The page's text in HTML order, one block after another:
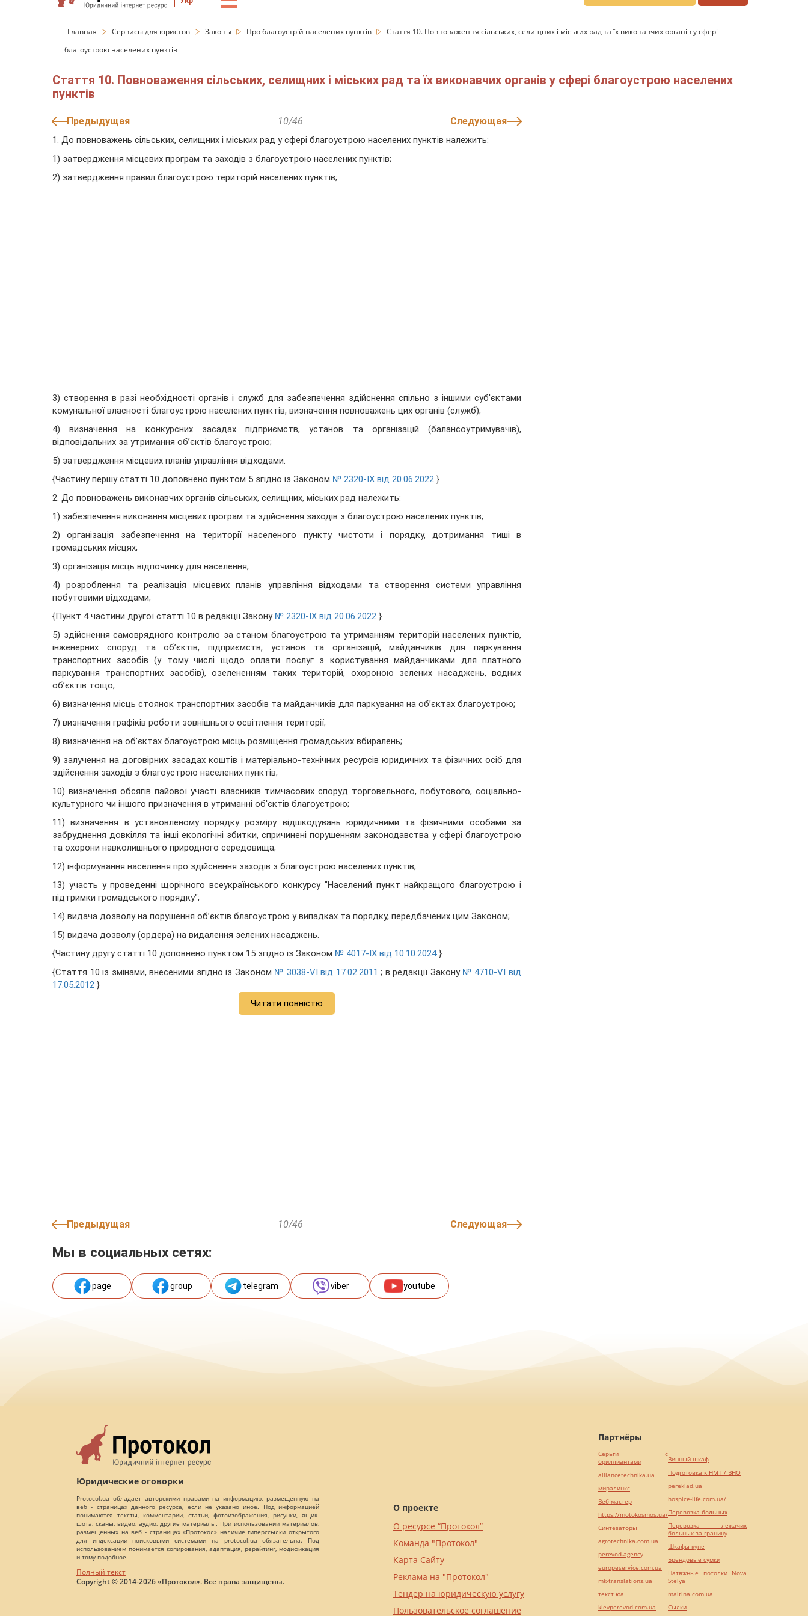
Главная Сервисы для юристов Законы Про благоустрій населених пунктів
Стаття 10. Повноваження сільських, селищних і міських рад та їх виконавчих органів у сфері
благоустрою населених пунктів
Стаття 10. Повноваження сільських, селищних і міських рад та їх виконавчих органів у сфері благоустрою населених
пунктів
Предыдущая 10/46 Следующая
1. До повноважень сільських, селищних і міських рад у сфері благоустрою населених пунктів належить:
1) затвердження місцевих програм та заходів з благоустрою населених пунктів;
2) затвердження правил благоустрою територій населених пунктів;
3) створення в разі необхідності органів і служб для забезпечення здійснення спільно з іншими суб'єктами
комунальної власності благоустрою населених пунктів, визначення повноважень цих органів (служб);
4) визначення на конкурсних засадах підприємств, установ та організацій (балансоутримувачів),
відповідальних за утримання об’єктів благоустрою;
5) затвердження місцевих планів управління відходами.
{Частину першу статті 10 доповнено пунктом 5 згідно із Законом № 2320-IX від 20.06.2022 }
2. До повноважень виконавчих органів сільських, селищних, міських рад належить:
1) забезпечення виконання місцевих програм та здійснення заходів з благоустрою населених пунктів;
2) організація забезпечення на території населеного пункту чистоти і порядку, дотримання тиші в
громадських місцях;
3) організація місць відпочинку для населення;
4) розроблення та реалізація місцевих планів управління відходами та створення системи управління
побутовими відходами;
{Пункт 4 частини другої статті 10 в редакції Закону № 2320-IX від 20.06.2022 }
5) здійснення самоврядного контролю за станом благоустрою та утриманням територій населених пунктів,
інженерних споруд та об’єктів, підприємств, установ та організацій, майданчиків для паркування
транспортних засобів (у тому числі щодо оплати послуг з користування майданчиками для платного
паркування транспортних засобів), озелененням таких територій, охороною зелених насаджень, водних
об’єктів тощо;
6) визначення місць стоянок транспортних засобів та майданчиків для паркування на об’єктах благоустрою;
7) визначення графіків роботи зовнішнього освітлення території;
8) визначення на об’єктах благоустрою місць розміщення громадських вбиралень;
9) залучення на договірних засадах коштів і матеріально-технічних ресурсів юридичних та фізичних осіб для
здійснення заходів з благоустрою населених пунктів;
10) визначення обсягів пайової участі власників тимчасових споруд торговельного, побутового, соціально-
культурного чи іншого призначення в утриманні об'єктів благоустрою;
11) визначення в установленому порядку розміру відшкодувань юридичними та фізичними особами за
забруднення довкілля та інші екологічні збитки, спричинені порушенням законодавства у сфері благоустрою
та охорони навколишнього природного середовища;
12) інформування населення про здійснення заходів з благоустрою населених пунктів;
13) участь у проведенні щорічного всеукраїнського конкурсу "Населений пункт найкращого благоустрою і
підтримки громадського порядку";
14) видача дозволу на порушення об’єктів благоустрою у випадках та порядку, передбачених цим Законом;
15) видача дозволу (ордера) на видалення зелених насаджень.
{Частину другу статті 10 доповнено пунктом 15 згідно із Законом № 4017-IX від 10.10.2024}
{Стаття 10 із змінами, внесеними згідно із Законом № 3038-VI від 17.02.2011 ; в редакції Закону № 4710-VI від
17.05.2012 }
Читати повністю
Предыдущая 10/46 Следующая
Мы в социальных сетях:
page group telegram viber youtube
Юридические оговорки
Protocol.ua обладает авторскими правами на информацию, размещенную на
веб - страницах данного ресурса, если не указано иное. Под информацией
понимаются тексты, комментарии, статьи, фотоизображения, рисунки, ящик-
шота, сканы, видео, аудио, другие материалы. При использовании материалов,
размещенных на веб - страницах «Протокол» наличие гиперссылки открытого
для индексации поисковыми системами на protocol.ua обязательна. Под
использованием понимается копирования, адаптация, рерайтинг, модификация
и тому подобное.
Полный текст
Copyright © 2014-2026 «Протокол». Все права защищены.
О проекте
О ресурсе “Протокол”
Команда "Протокол"
Карта Сайту
Реклама на "Протокол"
Тендер на юридическую услугу
Пользовательское соглашение
Партнёры
Серьги с
бриллиантами
alliancetechnika.ua
миралинкс
Веб мастер
https://motokosmos.ua/
Синтезаторы
agrotechnika.com.ua
perevod.agency
europeservice.com.ua
mk-translations.ua
текст юа
kievperevod.com.ua
Винный шкаф
Подготовка к НМТ / ВНО
pereklad.ua
hospice-life.com.ua/
Перевозка больных
Перевозка лежачих
больных за границу
Шкафы купе
Брендовые сумки
Натяжные потолки Nova
Stelya
maltina.com.ua
Cылки